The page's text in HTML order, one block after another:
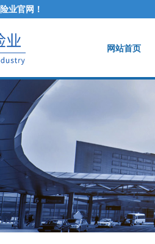
业官网！
网站首页